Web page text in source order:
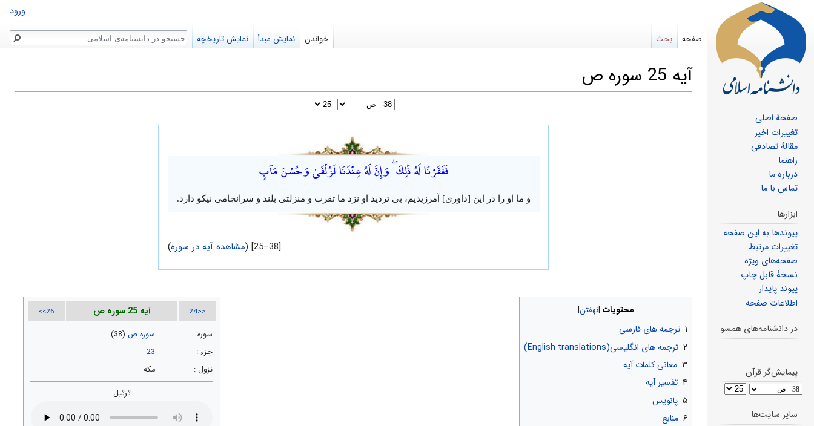
آیه 25 سوره ص
فَغَفَرْنَا لَهُ ذَٰلِكَ ۖ وَإِنَّ لَهُ عِنْدَنَا لَزُلْفَىٰ وَحُسْنَ مَآبٍ
و ما او را در این [داوری] آمرزیدیم، بی تردید او نزد ما تقرب و منزلتی بلند و سرانجامی نیکو دارد.
[38–25] ( مشاهده آیه در سوره)
<<24 آیه 25 سوره ص 26>>
سوره : سوره ص (38)
جزء :
23
نزول :
مکه
ترتیل
محتویات
۱ ترجمه های فارسی
۲ ترجمه های انگلیسی(English translations)
۳ معانی کلمات آیه
۴ تفسیر آیه
۵ پانویس
۶ منابع
ورود
صفحه بحث خواندن نمایش مبدأ نمایش تاریخچه جستجو
صفحهٔ اصلی
تغییرات اخیر
مقالهٔ تصادفی
راهنما
درباره ما
تماس با ما
ابزارها
پیوندها به این صفحه
تغییرات مرتبط
صفحه‌های ویژه
نسخهٔ قابل چاپ
پیوند پایدار
اطلاعات صفحه
در دانشنامه‌های همسو
پیمایش‌گر قرآن
سایر سایت‌ها